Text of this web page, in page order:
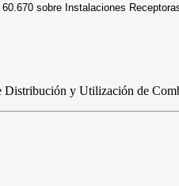
sobre Instalaciones
y Utilización de